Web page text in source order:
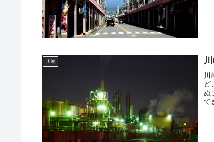
川崎
川
ど
ぬ
て